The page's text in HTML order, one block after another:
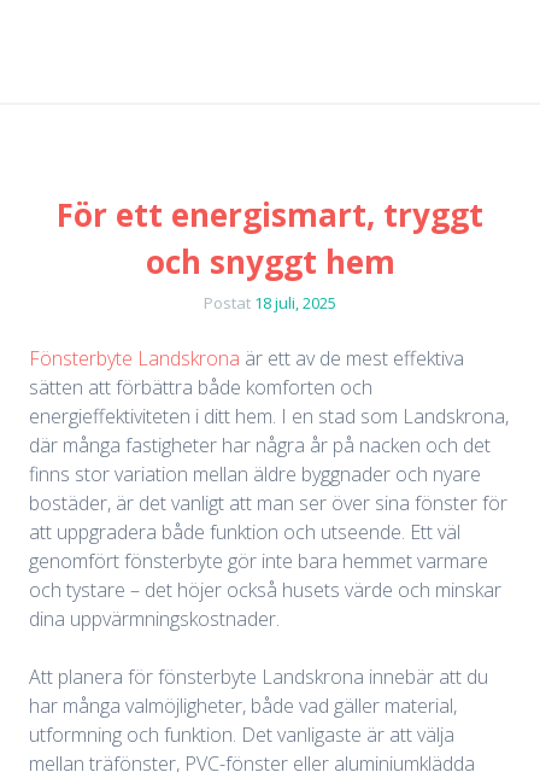
För ett energismart, tryggt
och snyggt hem
Postat 18 juli, 2025
Fönsterbyte Landskrona är ett av de mest effektiva
sätten att förbättra både komforten och
energieffektiviteten i ditt hem. I en stad som Landskrona,
där många fastigheter har några år på nacken och det
finns stor variation mellan äldre byggnader och nyare
bostäder, är det vanligt att man ser över sina fönster för
att uppgradera både funktion och utseende. Ett väl
genomfört fönsterbyte gör inte bara hemmet varmare
och tystare – det höjer också husets värde och minskar
dina uppvärmningskostnader.
Att planera för fönsterbyte Landskrona innebär att du
har många valmöjligheter, både vad gäller material,
utformning och funktion. Det vanligaste är att välja
mellan träfönster, PVC-fönster eller aluminiumklädda